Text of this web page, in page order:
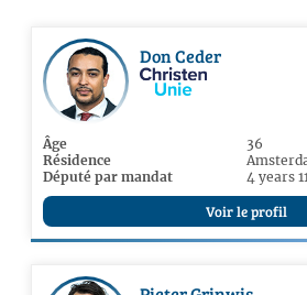
Don Ceder
Âge
36
Résidence
Député par mandat
4 years
Voir le profil